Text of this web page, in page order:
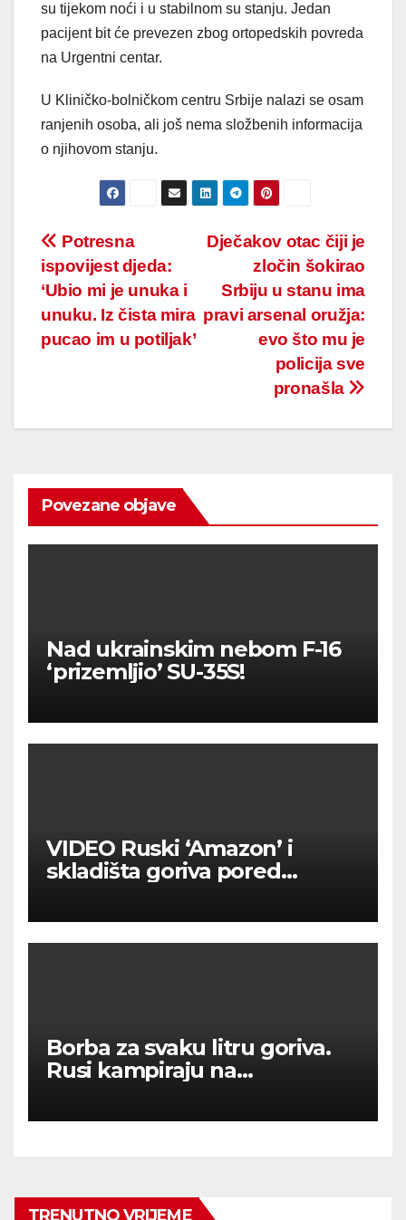
su tijekom noći i u stabilnom su stanju. Jedan
pacijent bit će prevezen zbog ortopedskih povreda
na Urgentni centar.
U Kliničko-bolničkom centru Srbije nalazi se osam
ranjenih osoba, ali još nema složbenih informacija
o njihovom stanju.
Post
navigation
Dječakov otac čiji je
zločin šokirao
Srbiju u stanu ima
pravi arsenal oružja:
evo što mu je
policija sve
pronašla
Potresna
ispovijest djeda:
‘Ubio mi je unuka i
unuku. Iz čista mira
pucao im u potiljak’
Povezane objave
Nad ukrainskim nebom F-16
‘prizemljio’ SU-35S!
VIDEO Ruski ‘Amazon’ i
skladišta goriva pored
Borba za svaku litru goriva.
Rusi kampiraju na
TRENUTNO VRIJEME